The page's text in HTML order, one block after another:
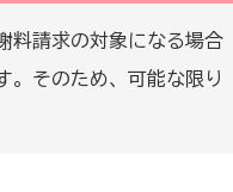
料請求の対象になる場合
。そのため、可能な限り